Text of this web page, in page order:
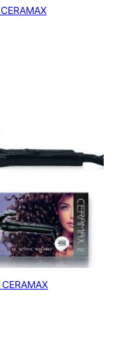
CERAMAX מחליק שיער קרמי מקצועי
CERAMAX מסלסל שיער קרמי מקצועי